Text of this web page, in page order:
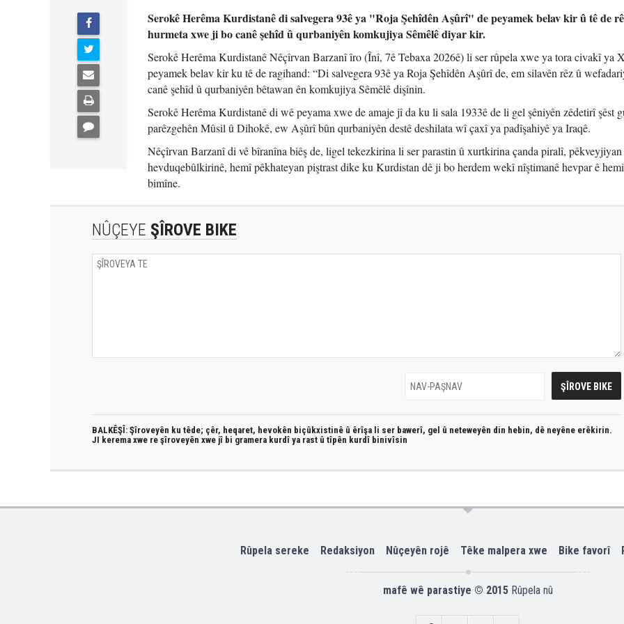
Serokê Herêma Kurdistanê di salvegera 93ê ya "Roja Şehîdên Aşûrî" de peyamek belav kir û tê de
hurmeta xwe ji bo canê şehîd û qurbaniyên komkujiya Sêmêlê diyar kir.
Serokê Herêma Kurdistanê Nêçîrvan Barzanî îro (Înî, 7ê Tebaxa 2026ê) li ser rûpela xwe ya tora civakî ya
peyamek belav kir ku tê de ragihand: “Di salvegera 93ê ya Roja Şehîdên Aşûrî de, em silavên rêz û
canê şehîd û qurbaniyên bêtawan ên komkujiya Sêmêlê dişînin.
Serokê Herêma Kurdistanê di wê peyama xwe de amaje jî da ku li sala 1933ê de li gel şêniyên zêdetirî şêst
parêzgehên Mûsil û Dihokê, ew Aşûrî bûn qurbaniyên destê deshilata wî çaxî ya padîşahiyê ya Iraqê.
Nêçîrvan Barzanî di vê bîranîna biêş de, ligel tekezkirina li ser parastin û xurtkirina çanda piralî, pêkveyjiyan
hevduqebûlkirinê, hemî pêkhateyan piştrast dike ku Kurdistan dê ji bo herdem wekî nîştimanê hevpar ê
bimîne.
NÛÇEYE ŞÎROVE BIKE
BALKÊŞÎ: Şîroveyên ku têde; çêr, heqaret, hevokên biçûkxistinê û êrîşa li ser bawerî, gel û neteweyên din hebin, dê neyêne erêkirin.
JI kerema xwe re şîroveyên xwe jî bi gramera kurdî ya rast û tîpên kurdî binivîsin
Rûpela sereke Redaksiyon Nûçeyên rojê Têke malpera xwe Bike favorî
mafê wê parastiye © 2015 Rûpela nû